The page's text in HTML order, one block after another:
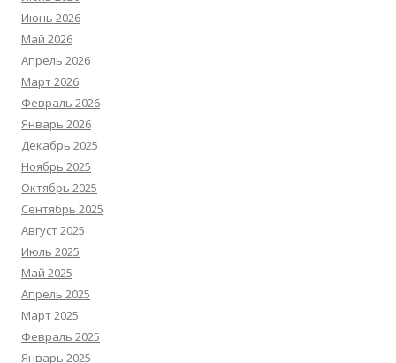
Июнь 2026
Май 2026
Апрель 2026
Март 2026
Февраль 2026
Январь 2026
Декабрь 2025
Ноябрь 2025
Октябрь 2025
Сентябрь 2025
Август 2025
Июль 2025
Май 2025
Апрель 2025
Март 2025
Февраль 2025
Январь 2025